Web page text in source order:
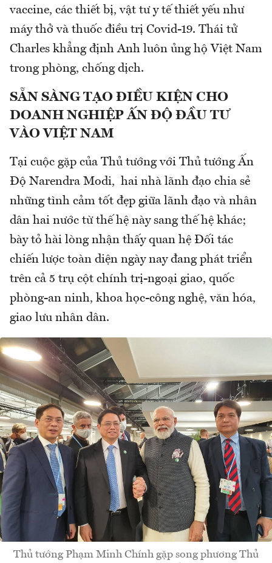
vaccine, các thiết bị, vật tư y tế thiết yếu như
máy thở và thuốc điều trị Covid-19. Thái tử
Charles khẳng định Anh luôn ủng hộ Việt Nam
trong phòng, chống dịch.
SẴN SÀNG TẠO ĐIỀU KIỆN CHO
DOANH NGHIỆP ẤN ĐỘ ĐẦU TƯ
VÀO VIỆT NAM
Tại cuộc gặp của Thủ tướng với Thủ tướng Ấn
Độ Narendra Modi, hai nhà lãnh đạo chia sẻ
những tình cảm tốt đẹp giữa lãnh đạo và nhân
dân hai nước từ thế hệ này sang thế hệ khác;
bày tỏ hài lòng nhận thấy quan hệ Đối tác
chiến lược toàn diện ngày nay đang phát triển
trên cả 5 trụ cột chính trị-ngoại giao, quốc
phòng-an ninh, khoa học-công nghệ, văn hóa,
giao lưu nhân dân.
Thủ tướng Phạm Minh Chính gặp song phương Thủ